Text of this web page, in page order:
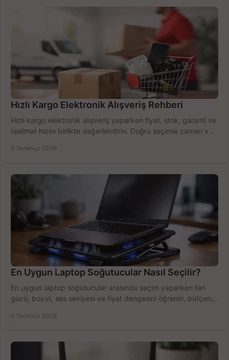
Hızlı Kargo Elektronik Alışveriş Rehberi
Hızlı kargo elektronik alışveriş yaparken fiyat, stok, garanti ve
teslimat hızını birlikte değerlendirin. Doğru seçimle zaman ve
8 Temmuz 2026
En Uygun Laptop Soğutucular Nasıl Seçilir?
En uygun laptop soğutucular arasında seçim yaparken fan
gücü, boyut, ses seviyesi ve fiyat dengesini öğrenin, bütçenizi
6 Temmuz 2026